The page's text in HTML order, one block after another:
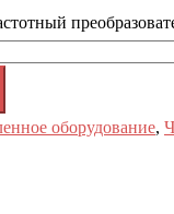
оборудование,